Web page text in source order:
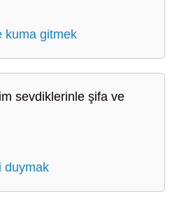
kuma gitmek
sevdiklerinle şifa ve
duymak